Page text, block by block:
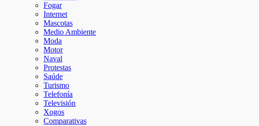
Fogar
Internet
Mascotas
Medio Ambiente
Moda
Motor
Naval
Protestas
Saúde
Turismo
Telefonía
Televisión
Xogos
Comparativas